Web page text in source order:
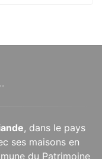
, dans le pays
ses maisons en
du Patrimoine